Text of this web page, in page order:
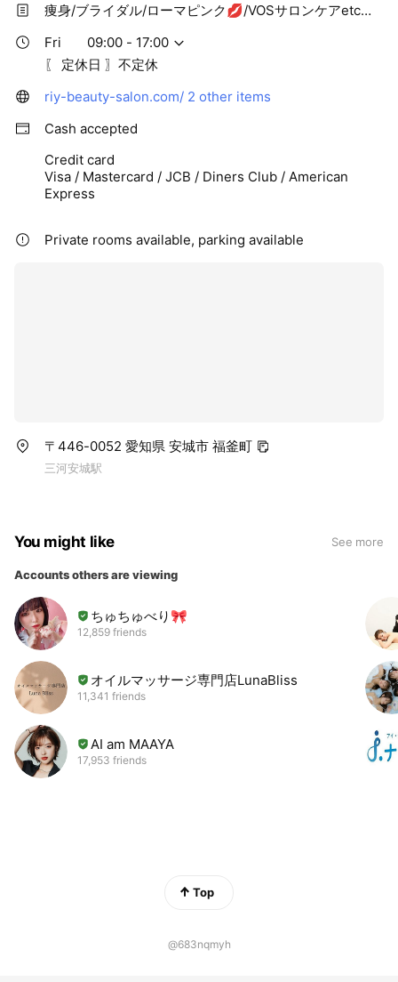
痩身/ブライダル/ローマピンク💋/VOSサロンケアetc…
Fri
09:00 - 17:00
〖 定休日 〗不定休
riy-beauty-salon.com/ 2 other items
Cash accepted
Credit card
Visa / Mastercard / JCB / Diners Club / American
Express
Private rooms available, parking available
〒446-0052 愛知県 安城市 福釜町
三河安城駅
You might like See more
Accounts others are viewing
ちゅちゅべり🎀
12,859 friends
オイルマッサージ専門店LunaBliss
11,341 friends
AI am MAAYA
17,953 friends
Top
@683nqmyh